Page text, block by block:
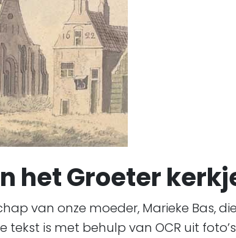
het Groeter
van onze moeder, Marieke Bas,
tekst is met behulp van OCR uit